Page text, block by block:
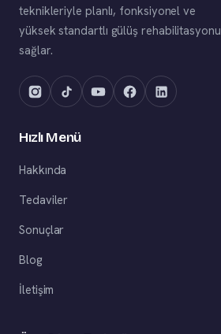
teknikleriyle planlı, fonksiyonel ve
yüksek standartlı gülüş rehabilitasyonu
sağlar.
Hızlı Menü
Hakkında
Tedaviler
Sonuçlar
Blog
İletişim